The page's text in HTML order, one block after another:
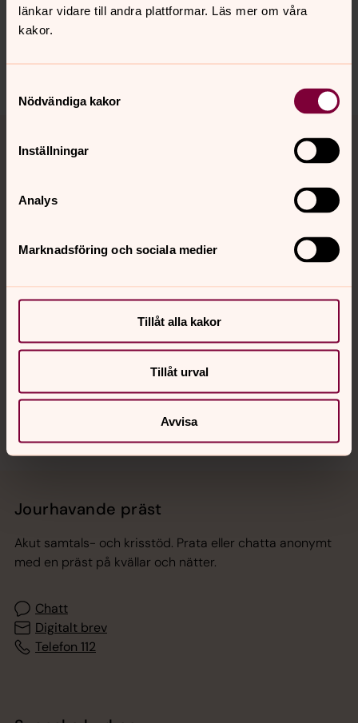
länkar vidare till andra plattformar. Läs mer om våra
kakor.
Nödvändiga kakor
Inställningar
Analys
Marknadsföring och sociala medier
Tillåt alla kakor
Tillåt urval
Avvisa
innehåll?
Kontakt
Jourhavande präst
Akut samtals- och krisstöd. Prata eller chatta anonymt
med en präst på kvällar och nätter.
Chatt
Digitalt brev
Telefon 112